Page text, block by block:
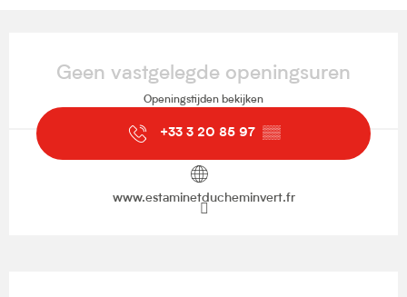
Geen vastgelegde openingsuren
Openingstijden bekijken
+33 3 20 85 97 ▒▒
www.estaminetducheminvert.fr